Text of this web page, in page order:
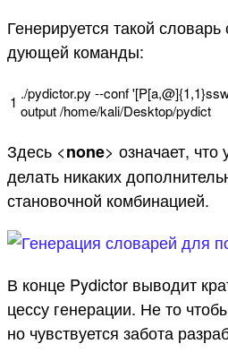
Ге­нери­рует­ся такой
дующей коман­ды:
1 ./pydictor.py --conf
output/home/kali/Desktop/pydict
Здесь <none> озна­чает,
делать никаких
ста­новоч­ной ком­бинаци­ей.
В кон­це Pydictor выводит
цес­су генера­ции. Не то
но чувс­тву­ется забота